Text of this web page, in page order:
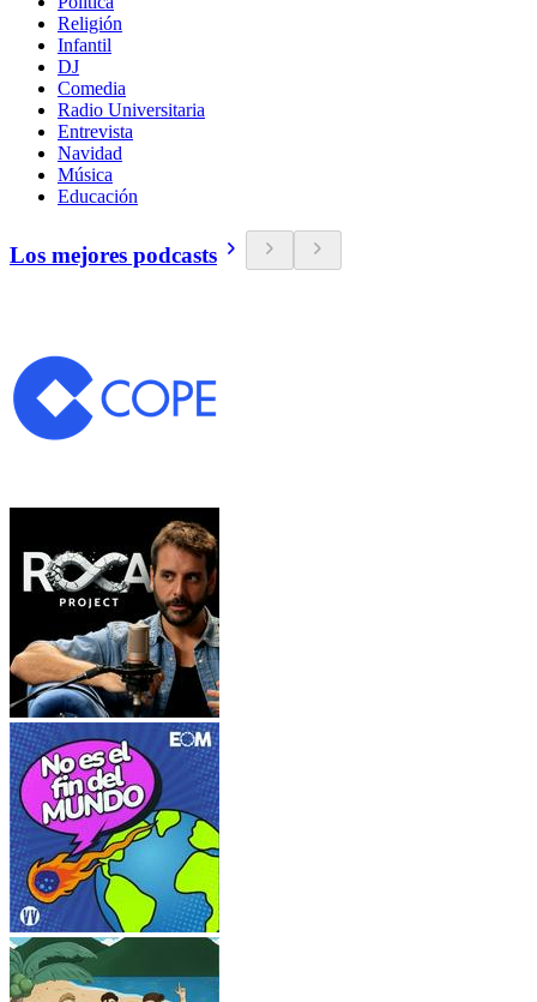
Religión
Infantil
DJ
Comedia
Radio Universitaria
Entrevista
Navidad
Música
Educación
Los mejores podcasts